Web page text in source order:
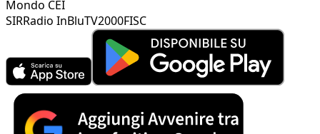
Mondo CEI
SIRRadio InBluTV2000FISC